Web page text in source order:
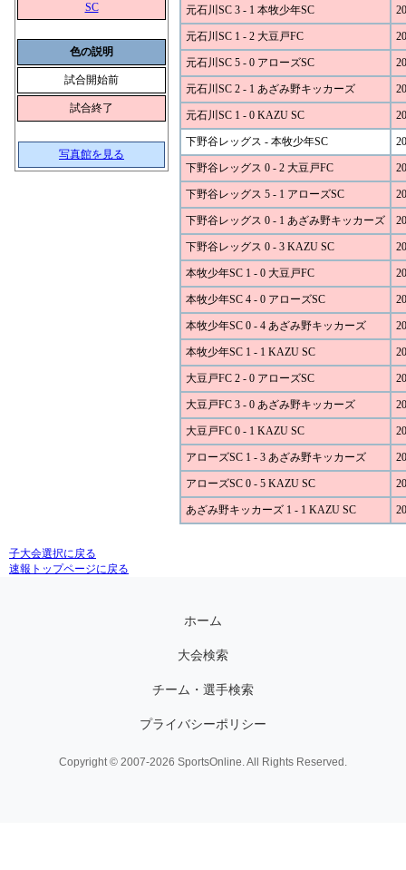
SC
色の説明
試合開始前
試合終了
写真館を見る
元石川SC 3 - 1 本牧少年SC
元石川SC 1 - 2 大豆戸FC
元石川SC 5 - 0 アローズSC
元石川SC 2 - 1 あざみ野キッカーズ
元石川SC 1 - 0 KAZU SC
下野谷レッグス - 本牧少年SC
下野谷レッグス 0 - 2 大豆戸FC
下野谷レッグス 5 - 1 アローズSC
下野谷レッグス 0 - 1 あざみ野キッカーズ
下野谷レッグス 0 - 3 KAZU SC
本牧少年SC 1 - 0 大豆戸FC
本牧少年SC 4 - 0 アローズSC
本牧少年SC 0 - 4 あざみ野キッカーズ
本牧少年SC 1 - 1 KAZU SC
大豆戸FC 2 - 0 アローズSC
大豆戸FC 3 - 0 あざみ野キッカーズ
大豆戸FC 0 - 1 KAZU SC
アローズSC 1 - 3 あざみ野キッカーズ
アローズSC 0 - 5 KAZU SC
あざみ野キッカーズ 1 - 1 KAZU SC
子大会選択に戻る
速報トップページに戻る
ホーム
大会検索
チーム・選手検索
プライバシーポリシー
Copyright © 2007-2026 SportsOnline. All Rights Reserved.